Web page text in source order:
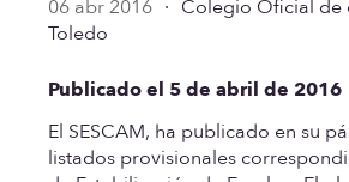
06 abr 2016 · Colegio Oficial de
Toledo
Publicado el 5 de abril de 2016
El SESCAM, ha publicado en su
listados provisionales